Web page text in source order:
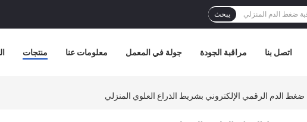
يبحث
منتجات معلومات عنا جولة في المعمل مراقبة الجودة اتصل بنا
ضغط الدم الرقمي الإلكتروني بشريط الذراع العلوي المنزلي